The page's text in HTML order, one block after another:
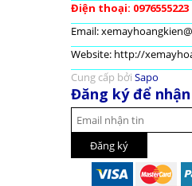
Điện thoại: 0976555223
Email:
Website: http://
Cung cấp bởi Sapo
Đăng ký để